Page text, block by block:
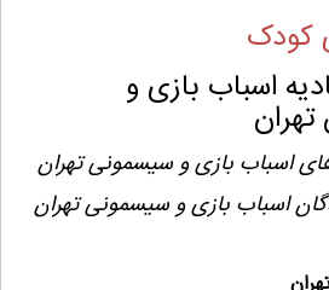
کودک
اسباب بازی و
اسباب بازی و سیسمونی تهران
اسباب بازی و سیسمونی تهران